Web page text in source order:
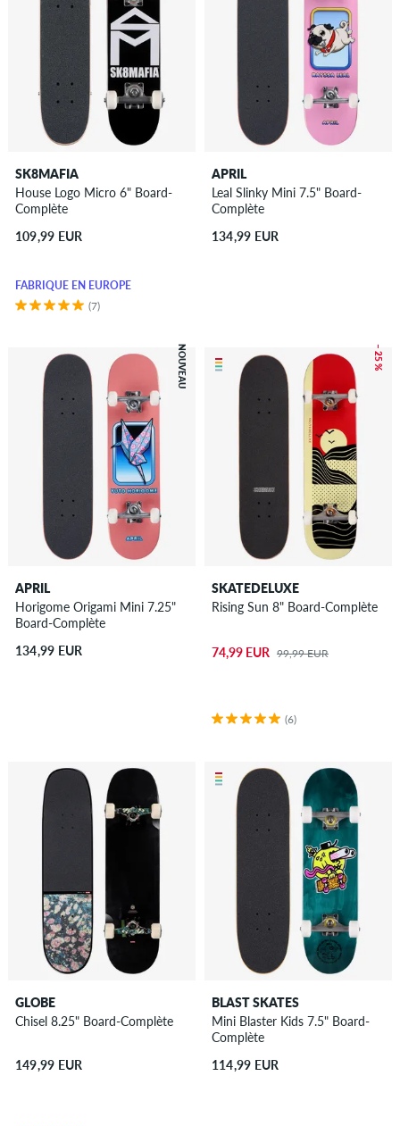
TOUS LES CONSEILS POUR DES PLANCHES
SKATEBOARDS POUR ENFANTS
CONFIGURATEUR DE SKATEBOARD
SK8MAFIA
House Logo Micro 6" Board-
Complète
109,99 EUR
FABRIQUÉ EN EUROPE
(7)
APRIL
Leal Slinky Mini 7.5" Board-
Complète
134,99 EUR
NOUVEAU
APRIL
Horigome Origami Mini 7.25"
Board-Complète
134,99 EUR
– 25 %
SKATEDELUXE
Rising Sun 8" Board-Complète
74,99 EUR 99,99 EUR
(6)
GLOBE
Chisel 8.25" Board-Complète
149,99 EUR
BLAST SKATES
Mini Blaster Kids 7.5" Board-
Complète
114,99 EUR